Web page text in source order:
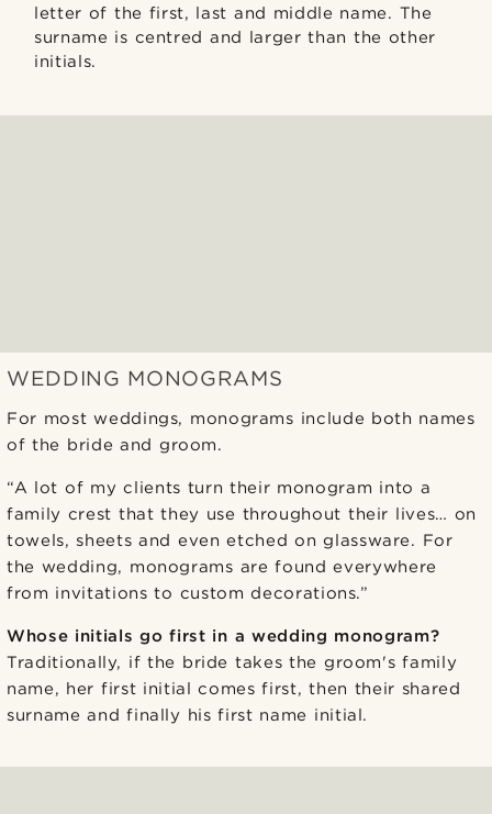
letter of the first, last and middle name. The
surname is centred and larger than the other
initials.
WEDDING MONOGRAMS
For most weddings, monograms include both names
of the bride and groom.
“A lot of my clients turn their monogram into a
family crest that they use throughout their lives… on
towels, sheets and even etched on glassware. For
the wedding, monograms are found everywhere
from invitations to custom decorations.”
Whose initials go first in a wedding monogram?
Traditionally, if the bride takes the groom's family
name, her first initial comes first, then their shared
surname and finally his first name initial.